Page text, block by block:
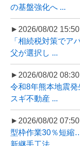
の基盤強化へ ...
►2026/08/02 15:50
「相続税対策で
父が選択し ...
►2026/08/02 08:30
令和8年熊本地震
スギ不動産 ...
►2026/08/02 07:50
型枠作業30％短縮
新継手工法